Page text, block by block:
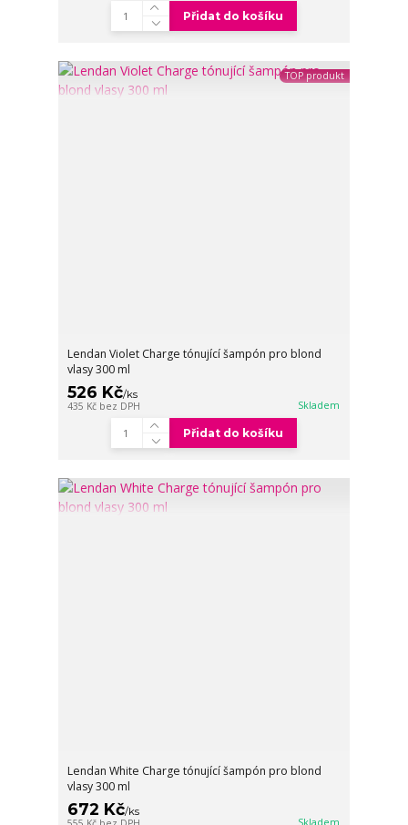
Přidat do košíku
TOP produkt
Lendan Violet Charge tónující šampón pro blond
vlasy 300 ml
526 Kč/ks
435 Kč bez DPH Skladem
Přidat do košíku
Lendan White Charge tónující šampón pro blond
vlasy 300 ml
672 Kč/ks